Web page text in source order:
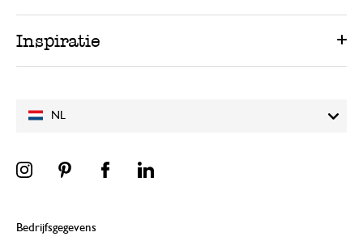
NL
Inspiratie
Bedrijfsgegevens